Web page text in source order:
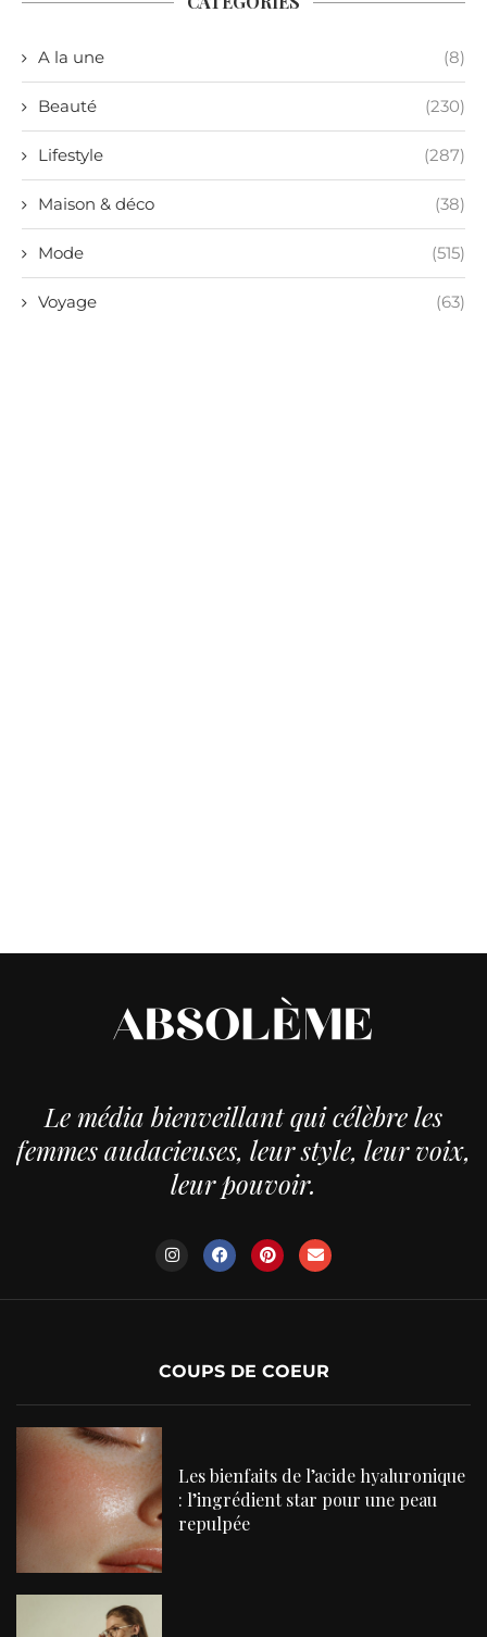
A la une (8)
Beauté (230)
Lifestyle (287)
Maison & déco (38)
Mode (515)
Voyage (63)
Le média bienveillant qui célèbre les
femmes audacieuses, leur style, leur voix,
leur pouvoir.
COUPS DE COEUR
Les bienfaits de l’acide hyaluronique
: l’ingrédient star pour une peau
repulpée